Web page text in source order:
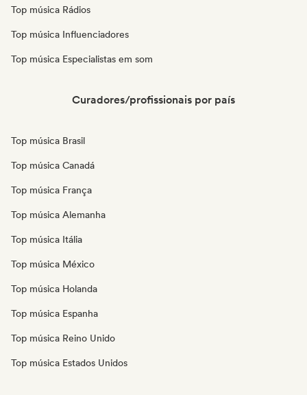
Top música Rádios
Top música Influenciadores
Top música Especialistas em som
Curadores/profissionais por país
Top música Brasil
Top música Canadá
Top música França
Top música Alemanha
Top música Itália
Top música México
Top música Holanda
Top música Espanha
Top música Reino Unido
Top música Estados Unidos